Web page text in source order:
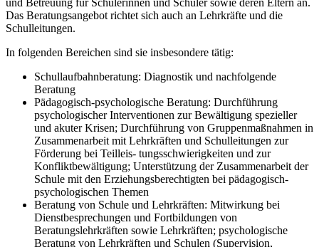
und Betreuung für Schülerinnen und Schüler sowie deren Eltern an.
Das Beratungsangebot richtet sich auch an Lehrkräfte und die
Schulleitungen.
In folgenden Bereichen sind sie insbesondere tätig:
Schullaufbahnberatung: Diagnostik und nachfolgende
Beratung
Pädagogisch-psychologische Beratung: Durchführung
psychologischer Interventionen zur Bewältigung spezieller
und akuter Krisen; Durchführung von Gruppenmaßnahmen in
Zusammenarbeit mit Lehrkräften und Schulleitungen zur
Förderung bei Teilleis- tungsschwierigkeiten und zur
Konfliktbewältigung; Unterstützung der Zusammenarbeit der
Schule mit den Erziehungsberechtigten bei pädagogisch-
psychologischen Themen
Beratung von Schule und Lehrkräften: Mitwirkung bei
Dienstbesprechungen und Fortbildungen von
Beratungslehrkräften sowie Lehrkräften; psychologische
Beratung von Lehrkräften und Schulen (Supervision,